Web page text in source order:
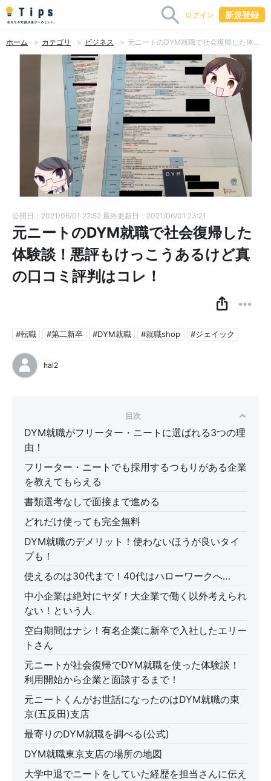
ログイン 新規登録
ホーム カテゴリ ビジネス 元ニートのDYM就職で社会復帰した体験談！悪評もけっこうあるけど真の口コミ評判はコレ！
公開日：2021/06/01 22:52 最終更新日：2021/06/01 23:21
元ニートのDYM就職で社会復帰した
体験談！悪評もけっこうあるけど真
の口コミ評判はコレ！
#転職 #第二新卒 #DYM就職 #就職shop #ジェイック
hal2
目次
DYM就職がフリーター・ニートに選ばれる3つの理
由！
フリーター・ニートでも採用するつもりがある企業
を教えてもらえる
書類選考なしで面接まで進める
どれだけ使っても完全無料
DYM就職のデメリット！使わないほうが良いタイ
プも！
使えるのは30代まで！40代はハローワークへ…
中小企業は絶対にヤダ！大企業で働く以外考えられ
ない！という人
空白期間はナシ！有名企業に新卒で入社したエリー
トさん
元ニートが社会復帰でDYM就職を使った体験談！
利用開始から企業と面談するまで！
元ニートくんがお世話になったのはDYM就職の東
京(五反田)支店
最寄りのDYM就職を調べる(公式)
DYM就職東京支店の場所の地図
大学中退でニートをしていた経歴を担当さんに伝え